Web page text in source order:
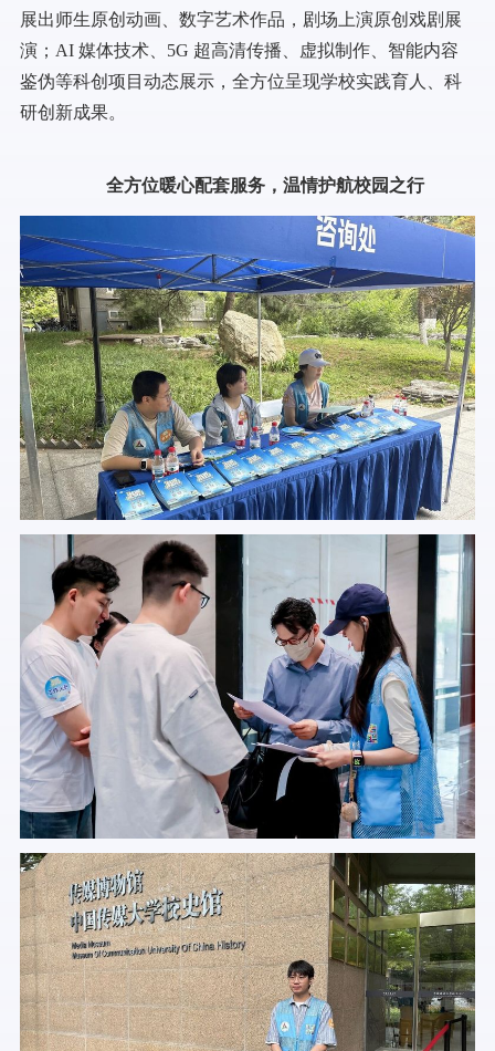
展出师生原创动画、数字艺术作品，剧场上演原创戏剧展
演；AI 媒体技术、5G 超高清传播、虚拟制作、智能内容
鉴伪等科创项目动态展示，全方位呈现学校实践育人、科
研创新成果。
全方位暖心配套服务，温情护航校园之行